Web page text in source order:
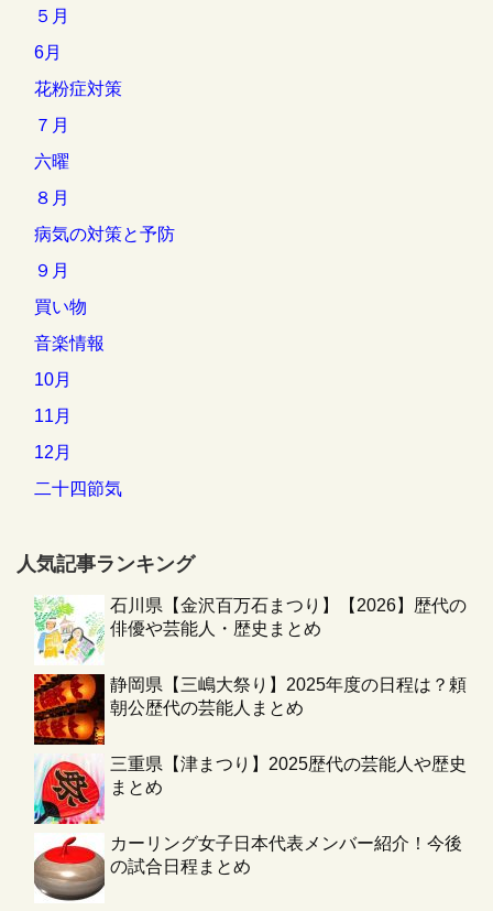
５月
6月
花粉症対策
７月
六曜
８月
病気の対策と予防
９月
買い物
音楽情報
10月
11月
12月
二十四節気
人気記事ランキング
石川県【金沢百万石まつり】【2026】歴代の
俳優や芸能人・歴史まとめ
静岡県【三嶋大祭り】2025年度の日程は？頼
朝公歴代の芸能人まとめ
三重県【津まつり】2025歴代の芸能人や歴史
まとめ
カーリング女子日本代表メンバー紹介！今後
の試合日程まとめ